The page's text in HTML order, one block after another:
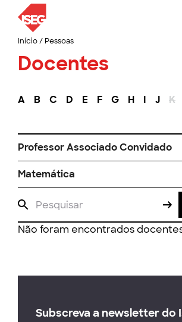
Início/ Pessoas
Docentes
A B C D E F G H I J K
Professor Associado Convidado
Matemática
Não foram encontrados
Subscreva a newsletter do